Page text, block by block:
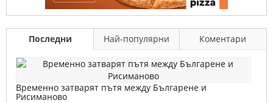
Последни Най-популярни Коментари
Временно затварят пътя между Българене и
Рисиманово